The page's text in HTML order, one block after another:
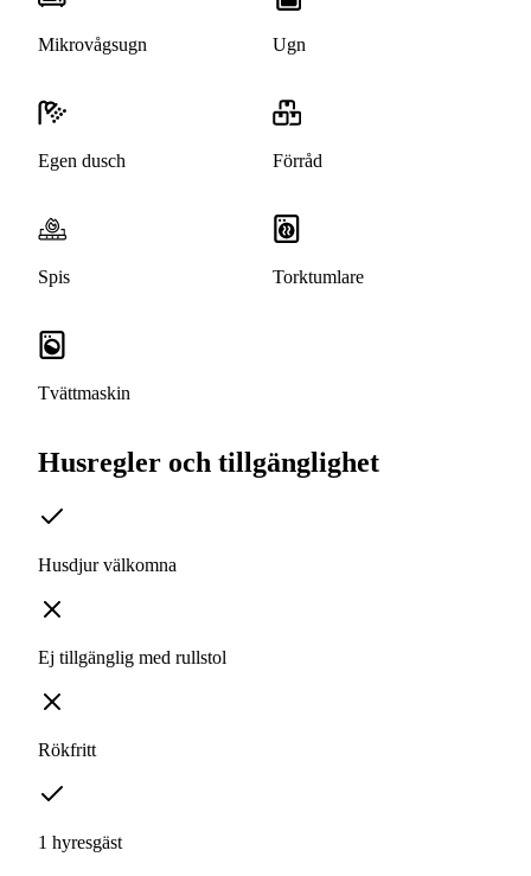
Mikrovågsugn Ugn
Egen dusch Förråd
Spis Torktumlare
Tvättmaskin
Husregler och tillgänglighet
Husdjur välkomna
Ej tillgänglig med rullstol
Rökfritt
1 hyresgäst